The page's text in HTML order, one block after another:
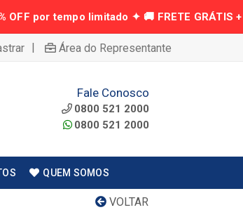
| Área do Representante
Fale Conosco
0800 521 2000
0800 521 2000
QUEM SOMOS
VOLTAR